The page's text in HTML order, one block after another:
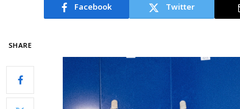
Facebook Twitter
SHARE